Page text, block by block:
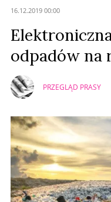
16.12.2019 00:00
odpadów na
PRZEGLĄD PRASY